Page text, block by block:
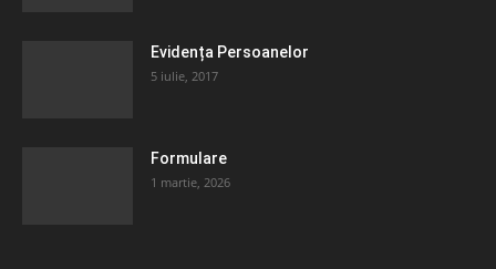
Evidența Persoanelor
5 iulie, 2017
Formulare
1 martie, 2026